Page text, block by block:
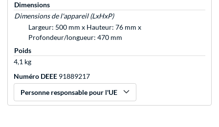
Dimensions
Dimensions de l'appareil (LxHxP)
Largeur: 500 mm x Hauteur: 76 mm x
Profondeur/longueur: 470 mm
Poids
4,1 kg
Numéro DEEE 91889217
Personne responsable pour l'UE